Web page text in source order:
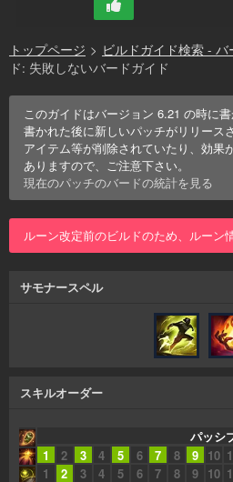
トップページ > ビルドガイド検索 - バ
ド: 失敗しないバードガイド
このガイドはバージョン6.21 の時に
書かれた後に新しいパッチがリリース
アイテム等が削除されていたり、効果
ありますので、ご注意下さい。
現在のパッチのバードの統計を見る
ルーン改定前のビルドのため、ルーン
サモナースペル
スキルオーダー
パッシ
1
2 3 4 5 6 7 8 9 10
1
2 3 4 5 6 7 8 9 10